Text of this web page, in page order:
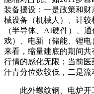
装备摆设：一是政策和
械设备（机械人）、计
（半导体、AI硬件）、
戏）、电新（储能、锂
来看，缩量建底的期间
行情的感化无限；当前
汗青分位数较低，二是流
此外螺纹钢、电炉开